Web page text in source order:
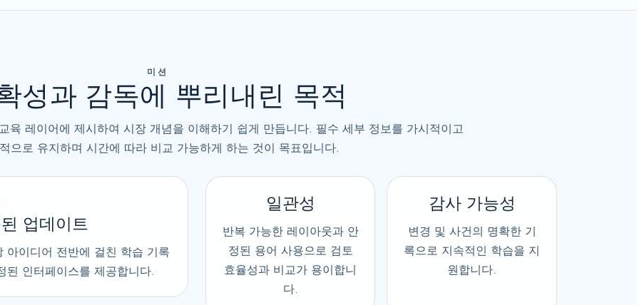
미션
성과 감독에 뿌리내린 목적
육 레이어에 제시하여 시장 개념을 이해하기 쉽게 만듭니다. 필수 세부 정보를 가시적이고
으로 유지하며 시간에 따라 비교 가능하게 하는 것이 목표입니다.
업데이트
아이디어 전반에 걸친 학습 기록
된 인터페이스를 제공합니다.
일관성
반복 가능한 레이아웃과 안
정된 용어 사용으로 검토
효율성과 비교가 용이합니
다.
감사 가능성
변경 및 사건의 명확한 기
록으로 지속적인 학습을 지
원합니다.